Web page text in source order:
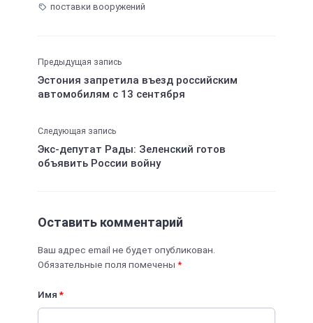
поставки вооружений
Предыдущая запись
Эстония запретила въезд российским
автомобилям c 13 сентября
Следующая запись
Экс-депутат Рады: Зеленский готов
объявить России войну
Оставить комментарий
Ваш адрес email не будет опубликован.
Обязательные поля помечены *
Имя*